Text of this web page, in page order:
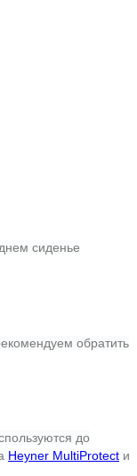
сиденье
обратить
до
Heyner MultiProtect и